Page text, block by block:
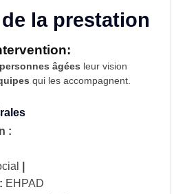
la prestation
personnes âgées leur vision
qui les accompagnent.
:
EHPAD